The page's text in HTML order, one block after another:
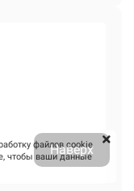
Наверх
файлов cookie
чтобы ваши данные